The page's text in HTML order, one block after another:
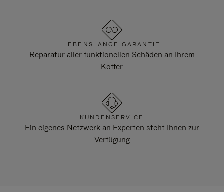
LEBENSLANGE GARANTIE
Reparatur aller funktionellen Schäden an Ihrem
Koffer
KUNDENSERVICE
Ein eigenes Netzwerk an Experten steht Ihnen zur
Verfügung